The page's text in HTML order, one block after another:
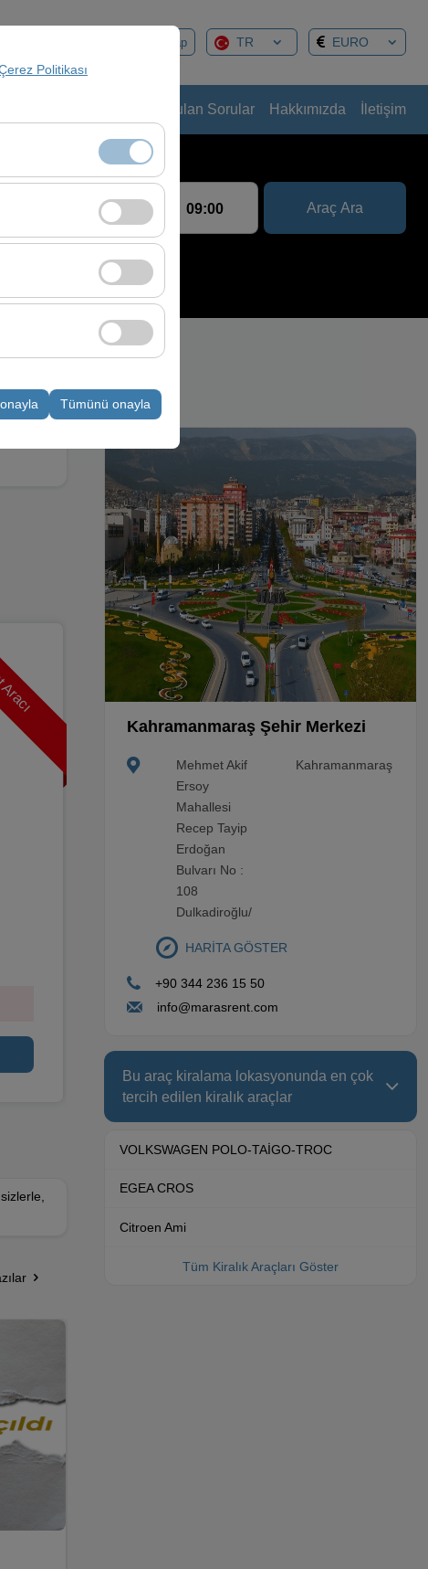
Politikası
Devre dışı
davranışları)
iyileştirmek için
Tümünü onayla
Giriş Yap TR EURO
Sık Sorulan Sorular Hakkımızda İletişim
09:00 Araç Ara
Fiat Fiorino
veya benzeri
Araç Özellikleri
Manuel
3 Bagaj
Kiralama Koşulları
Minimum: 23 yaş - 2 yıl ehliyet
Fiat Fiorino
Kahramanmaraş Şehir Merkezi
Mehmet Akif
Ersoy
Mahallesi
Recep Tayip
Erdoğan
Bulvarı No :
108
Dulkadiroğlu/
Kahramanmaraş
HARİTA GÖSTER
+90 344 236 15 50
info@marasrent.com
Bu araç kiralama lokasyonunda en çok
tercih edilen kiralık araçlar
VOLKSWAGEN POLO-TAİGO-TROC
EGEA CROS
Citroen Ami
Tüm Kiralık Araçları Göster